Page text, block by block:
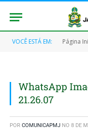
VOCÊ ESTÁ EM: Página
WhatsApp
21.26.07
POR COMUNICAPMJ NO 8 DE